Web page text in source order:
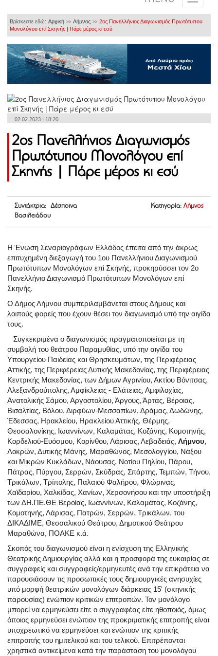
Βρίσκεστε εδώ: Αρχική >> Λήμνος >> 2ος Πανελλήνιος Διαγωνισμός Πρωτότυπου
Μονολόγου επί Σκηνής | Πάρε μέρος κι εσύ
02.02.2023 | 18:20
2ος Πανελλήνιος Διαγωνισμός
Πρωτότυπου Μονολόγου επί
Σκηνής | Πάρε μέρος κι εσύ
Συντάκτρια: Δέσποινα
Βασιλειάδου
Κατηγορία: Λήμνος
Η Ένωση Σεναριογράφων Ελλάδος έπειτα από την άκρως
επιτυχημένη διεξαγωγή του 1ου Πανελλήνιου Διαγωνισμού
Πρωτότυπων Μονολόγων επί Σκηνής, προκηρύσσει τον 2ο
Πανελλήνιο Διαγωνισμό Πρωτότυπων Μονολόγων επί
Σκηνής.
Ο Δήμος Λήμνου συμπεριλαμβάνεται στους Δήμους και
λοιπούς φορείς που έχουν θέσει τον διαγωνισμό υπό την αιγίδα
τους.
Συγκεκριμένα ο διαγωνισμός πραγματοποιείται με τη
συμβολή του θεάτρου Παραμυθίας, υπό την αιγίδα του
Υπουργείου Παιδείας και Θρησκευμάτων, της Περιφέρειας
Αττικής, της Περιφέρειας Δυτικής Μακεδονίας, της Περιφέρειας
Κεντρικής Μακεδονίας, των Δήμων Αγρινίου, Ακτίου Βόνιτσας,
Αλεξανδρούπολης, Αμφίκλειας - Ελάτειας, Αμφιλοχίας,
Ανατολικής Σάμου, Αργοστολίου, Άργους, Άρτας, Βέροιας,
Βισαλτίας, Βόλου, Διρφύων-Μεσσαπίων, Δράμας, Δωδώνης,
Έδεσσας, Ηρακλείου, Ηρακλείου Αττικής, Θέρμης,
Θεσσαλονίκης, Ιωαννίνων, Καλαμάτας, Κοζάνης, Κομοτηνής,
Κορδελιού-Ευόσμου, Κορίνθου, Λάρισας, Λεβαδειάς, Λήμνου,
Λοκρών, Δυτικής Μάνης, Μαραθώνος, Μεσολογγίου, Νάξου
και Μικρών Κυκλάδων, Νάουσας, Νοτίου Πηλίου, Πάρου,
Πάτρας, Πύργου, Σερρών, Σκύδρας, Σπάρτης, Τεμπών, Τήνου,
Τρικάλων, Τρίπολης, Παλαιού Φαλήρου, Φλώρινας,
Χαϊδαρίου, Χαλκίδας, Χανίων, Χερσονήσου και την υποστήριξη
των ΔΗ.ΠΕ.ΘΕ Βεροίας, Ιωαννίνων, Καλαμάτας, Κοζάνης,
Κομοτηνής, Λάρισας, Πατρών, Σερρών, Τρικάλων, του
ΔΙΚΑΔΙΜΕ, Θεσσαλικού Θεάτρου, Δημοτικού Θεάτρου
Μαραθώνα, ΠΟΑΚΕ κ.ά.
Σκοπός του διαγωνισμού είναι η ενίσχυση της Ελληνικής
Θεατρικής Δημιουργίας αλλά και η προσφορά της ευκαιρίας σε
συγγραφείς και συγγραφείς/ερμηνευτές ανά την επικράτεια να
παρουσιάσουν τις προσωπικές τους δημιουργικές ανησυχίες
υπό μορφή θεατρικών μονολόγων διάρκειας 15' (σκηνικής
παρουσίας) ενώπιον κριτικών επιτροπών. Τον μονόλογο
μπορεί να ερμηνεύσει είτε ο συγγραφέας είτε ηθοποιός, όμως
όποιος ερμηνεύσει ενώπιον της προκριματικής επιτροπής είναι
υποχρεωτικό να ερμηνεύσει και ενώπιον της κριτικής
επιτροπής του ημιτελικού και του τελικού. Επιτρέπονται
χρηστικά αντικείμενα κατά την παράσταση του μονολόγου